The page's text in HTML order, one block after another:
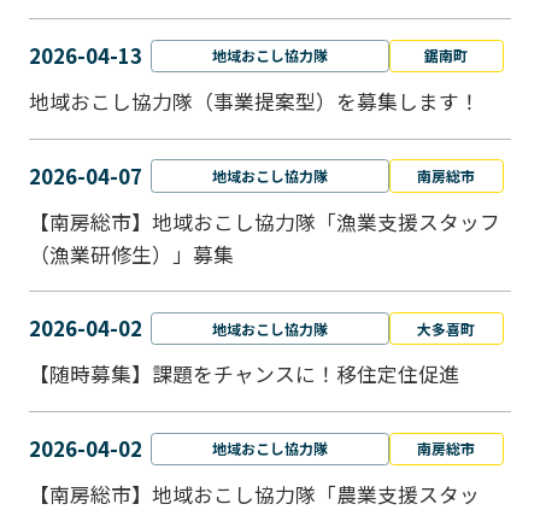
2026-04-13 地域おこし協力隊 鋸南町
地域おこし協力隊（事業提案型）を募集します！
2026-04-07 地域おこし協力隊 南房総市
【南房総市】地域おこし協力隊「漁業支援スタッフ
（漁業研修生）」募集
2026-04-02 地域おこし協力隊 大多喜町
【随時募集】課題をチャンスに！移住定住促進
2026-04-02 地域おこし協力隊 南房総市
【南房総市】地域おこし協力隊「農業支援スタッ